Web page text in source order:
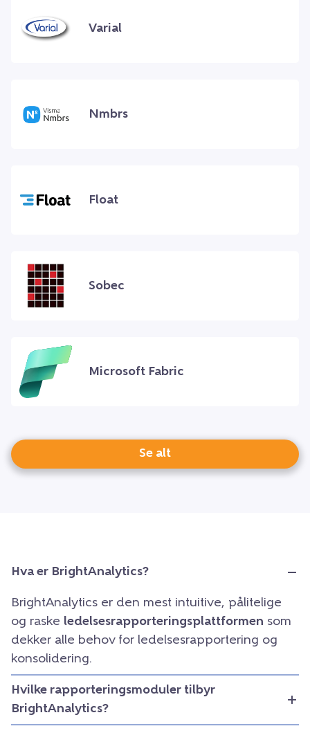
Varial
Nmbrs
Float
Sobec
Microsoft Fabric
Se alt
Hva er BrightAnalytics?
BrightAnalytics er den mest intuitive, pålitelige
og raske ledelsesrapporteringsplattformen som
dekker alle behov for ledelsesrapportering og
konsolidering.
Hvilke rapporteringsmoduler tilbyr
BrightAnalytics?